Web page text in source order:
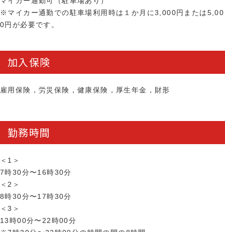
※マイカー通勤での駐車場利用時は１か月に3,000円または5,00
0円が必要です。
加入保険
雇用保険，労災保険，健康保険，厚生年金，財形
勤務時間
＜1＞
7時30分〜16時30分
＜2＞
8時30分〜17時30分
＜3＞
13時00分〜22時00分